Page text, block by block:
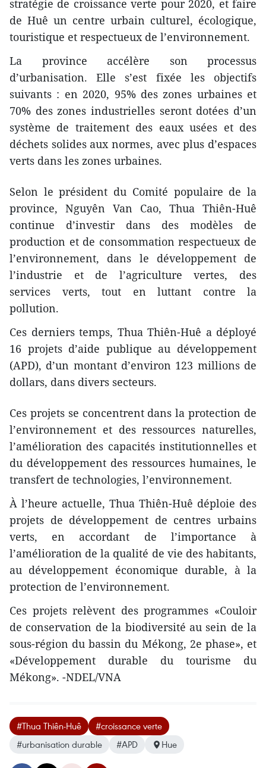
stratégie de croissance verte pour 2020, et faire
de Huê un centre urbain culturel, écologique,
touristique et respectueux de l’environnement.
La province accélère son processus
d’urbanisation. Elle s’est fixée les objectifs
suivants : en 2020, 95% des zones urbaines et
70% des zones industrielles seront dotées d’un
système de traitement des eaux usées et des
déchets solides aux normes, avec plus d’espaces
verts dans les zones urbaines.
Selon le président du Comité populaire de la
province, Nguyên Van Cao, Thua Thiên-Huê
continue d’investir dans des modèles de
production et de consommation respectueux de
l’environnement, dans le développement de
l’industrie et de l’agriculture vertes, des
services verts, tout en luttant contre la
pollution.
Ces derniers temps, Thua Thiên-Huê a déployé
16 projets d’aide publique au développement
(APD), d’un montant d’environ 123 millions de
dollars, dans divers secteurs.
Ces projets se concentrent dans la protection de
l’environnement et des ressources naturelles,
l’amélioration des capacités institutionnelles et
du développement des ressources humaines, le
transfert de technologies, l’environnement.
À l’heure actuelle, Thua Thiên-Huê déploie des
projets de développement de centres urbains
verts, en accordant de l’importance à
l’amélioration de la qualité de vie des habitants,
au développement économique durable, à la
protection de l’environnement.
Ces projets relèvent des programmes «Couloir
de conservation de la biodiversité au sein de la
sous-région du bassin du Mékong, 2e phase», et
«Développement durable du tourisme du
Mékong». -NDEL/VNA
#Thua Thiên-Huê
#croissance verte
#urbanisation durable
#APD Hue